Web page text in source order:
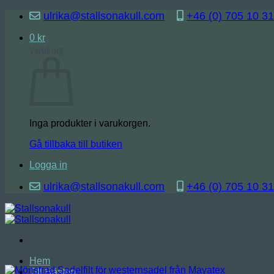
Skip
content
ulrika@stallsonakull.com +46 (0) 705 10
0 kr
Inga produkter i varukorgen.
Gå tillbaka till butiken
Logga in
ulrika@stallsonakull.com +46 (0) 705 10
Hem
Till Hästen